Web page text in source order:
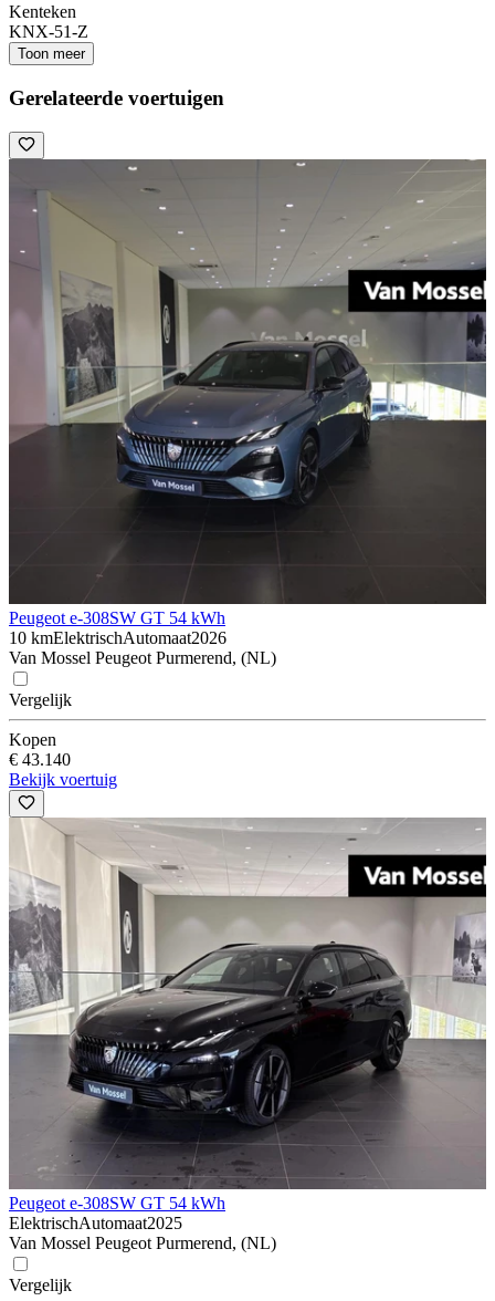
Kenteken
KNX-51-Z
Toon meer
Gerelateerde voertuigen
Peugeot e-308SW GT 54 kWh
10 kmElektrischAutomaat2026
Van Mossel Peugeot Purmerend, (NL)
Vergelijk
Kopen
€ 43.140
Bekijk voertuig
Peugeot e-308SW GT 54 kWh
ElektrischAutomaat2025
Van Mossel Peugeot Purmerend, (NL)
Vergelijk